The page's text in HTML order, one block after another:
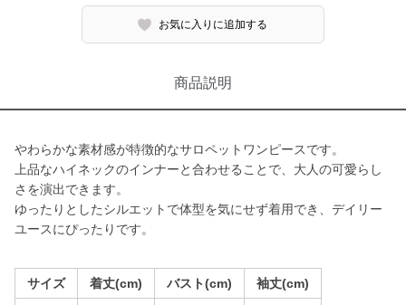
お気に入りに追加する
商品説明
やわらかな素材感が特徴的なサロペットワンピースです。
上品なハイネックのインナーと合わせることで、大人の可愛らし
さを演出できます。
ゆったりとしたシルエットで体型を気にせず着用でき、デイリー
ユースにぴったりです。
サイズ 着丈(cm) バスト(cm) 袖丈(cm)